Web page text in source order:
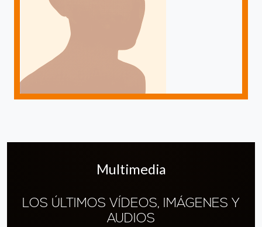
Multimedia
LOS ÚLTIMOS VÍDEOS, IMÁGENES Y
AUDIOS